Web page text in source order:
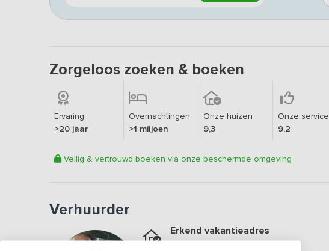
Zorgeloos zoeken & boeken
Ervaring
>20 jaar
Overnachtingen
>1 miljoen
Onze huizen
9,3
Onze service
9,2
Veilig & vertrouwd boeken via onze beschermde omgeving
Verhuurder
Erkend vakantieadres